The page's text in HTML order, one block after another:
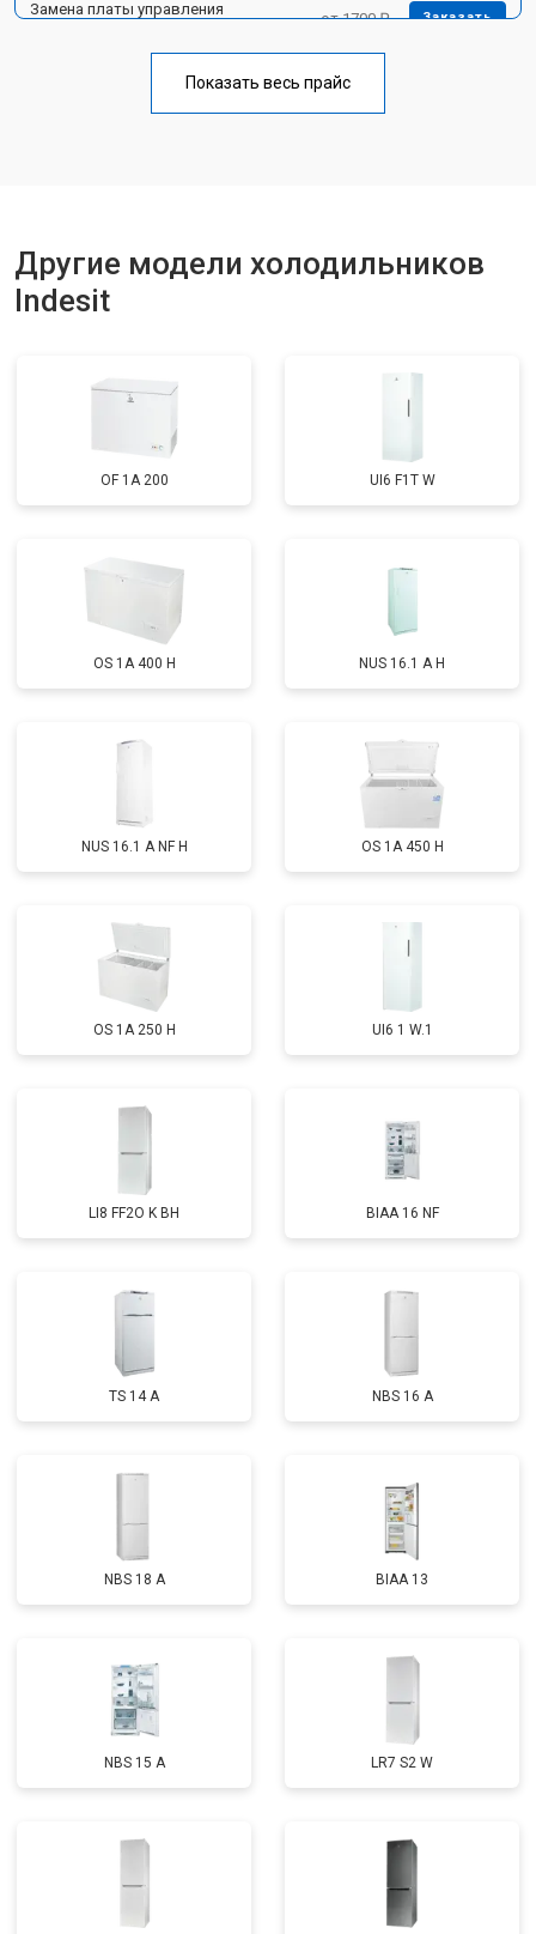
Замена платы управления
от 1700 ₽ Заказать
Ремонт/замена датчика
Замена термостата от 1700 ₽
Замена нагревателя испарителя от 2550 ₽ Заказать
Замена нагревателя оттайки
Устранение утечки хладагента
Показать весь прайс
Другие модели холодильников
Indesit
OF 1A 200 UI6 F1T W
OS 1A 400 H NUS 16.1 A H
NUS 16.1 A NF H OS 1A 450 H
OS 1A 250 H UI6 1 W.1
LI8 FF2O K BH BIAA 16 NF
TS 14 A NBS 16 A
NBS 18 A BIAA 13
NBS 15 A LR7 S2 W